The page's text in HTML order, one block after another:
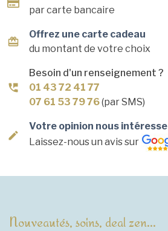
par carte bancaire
Offrez une carte cadeau
du montant de votre choix
Besoin d'un renseignement ?
01 43 72 41 77
07 61 53 79 76(par SMS)
Votre opinion nous intéresse
Laissez-nous un avis sur
Nouveautés, soins, deal zen...